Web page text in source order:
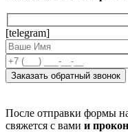
[telegram]
После отправки формы
свяжется с вами и